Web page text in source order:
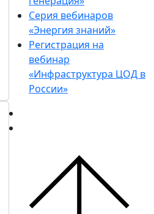
Серия вебинаров
«Энергия знаний»
Регистрация на
вебинар
«Инфраструктура ЦОД в
России»